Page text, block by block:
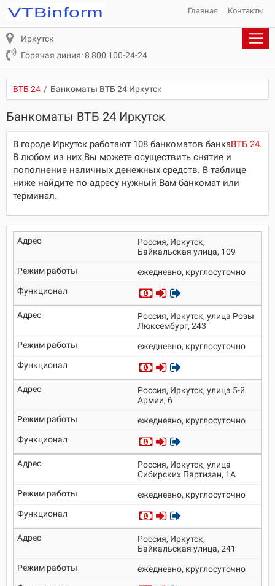
Главная Контакты
Иркутск
Горячая линия: 8 800 100-24-24
ВТБ 24 / Банкоматы ВТБ 24 Иркутск
Банкоматы ВТБ 24 Иркутск
В городе Иркутск работают 108 банкоматов банкаВТБ 24.
В любом из них Вы можете осуществить снятие и
пополнение наличных денежных средств. В таблице
ниже найдите по адресу нужный Вам банкомат или
терминал.
Россия, Иркутск,
Байкальская улица, 109
ежедневно, круглосуточно
Россия, Иркутск, улица Розы
Люксембург, 243
ежедневно, круглосуточно
Россия, Иркутск, улица 5-й
Армии, 6
ежедневно, круглосуточно
Россия, Иркутск, улица
Сибирских Партизан, 1А
ежедневно, круглосуточно
Россия, Иркутск,
Байкальская улица, 241
ежедневно, круглосуточно